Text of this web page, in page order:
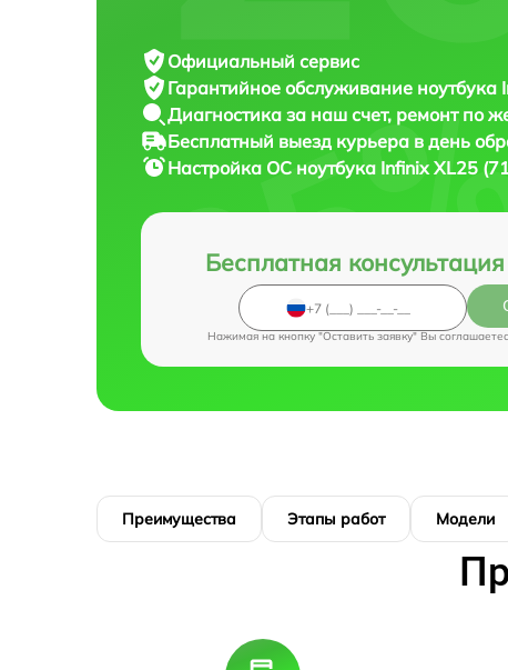
Официальный сервис
Гарантийное обслуживание ноутбука
Диагностика за наш счет, ремонт по
Бесплатный выезд курьера в день
Настройка ОС ноутбука Infinix XL25
Бесплатная
Нажимая на кнопку "Оставить заявку" Вы
Преимущества Этапы работ Модели